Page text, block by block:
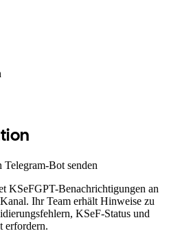
Bot senden
KSeFGPT-Benachrichtigungen an
Ihr Team erhält Hinweise zu
KSeF-Status und
erfordern.